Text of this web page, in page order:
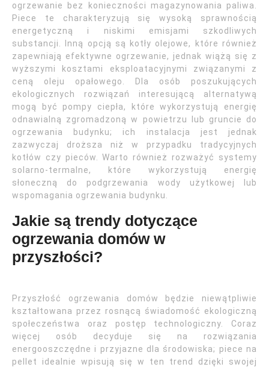
ogrzewanie bez konieczności magazynowania paliwa.
Piece te charakteryzują się wysoką sprawnością
energetyczną i niskimi emisjami szkodliwych
substancji. Inną opcją są kotły olejowe, które również
zapewniają efektywne ogrzewanie, jednak wiążą się z
wyższymi kosztami eksploatacyjnymi związanymi z
ceną oleju opałowego. Dla osób poszukujących
ekologicznych rozwiązań interesującą alternatywą
mogą być pompy ciepła, które wykorzystują energię
odnawialną zgromadzoną w powietrzu lub gruncie do
ogrzewania budynku; ich instalacja jest jednak
zazwyczaj droższa niż w przypadku tradycyjnych
kotłów czy pieców. Warto również rozważyć systemy
solarno-termalne, które wykorzystują energię
słoneczną do podgrzewania wody użytkowej lub
wspomagania ogrzewania budynku.
Jakie są trendy dotyczące
ogrzewania domów w
przyszłości?
Przyszłość ogrzewania domów będzie niewątpliwie
kształtowana przez rosnącą świadomość ekologiczną
społeczeństwa oraz postęp technologiczny. Coraz
więcej osób decyduje się na rozwiązania
energooszczędne i przyjazne dla środowiska; piece na
pellet idealnie wpisują się w ten trend dzięki swojej